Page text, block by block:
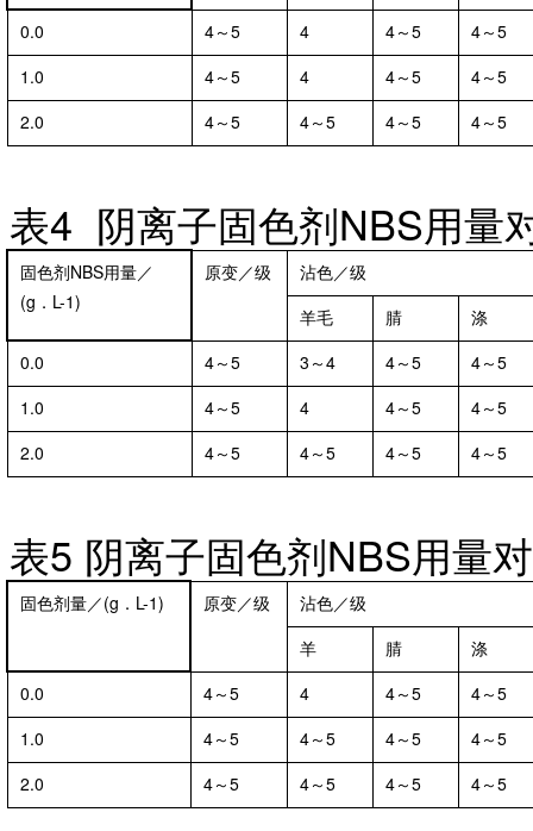
0.0
4～5 4 4～5
4～5
1.0
4～5 4 4～5
4～5
2.0
4～5 4～5 4～5 4～5
表4 阴离子固色剂NBS用量
固色剂NBS用量／
(g．L-1)
原变／级
沾色／级
羊毛
腈
涤
0.0
4～5 3～4 4～5
4～5
1.0
4～5 4 4～5
4～5
2.0
4～5 4～5 4～5 4～5
表5 阴离子固色剂NBS用量
固色剂量／(g．L-1) 原变／级
沾色／级
羊
腈
涤
0.0
4～5 4 4～5
4～5
1.0
4～5 4～5 4～5
4～5
2.0
4～5 4～5 4～5 4～5